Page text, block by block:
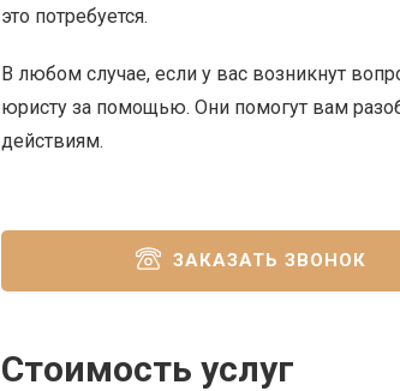
это потребуется.
В любом случае, если у вас возникнут
юристу за помощью. Они помогут вам
действиям.
ЗАКАЗАТЬ ЗВОНОК
Стоимость услуг